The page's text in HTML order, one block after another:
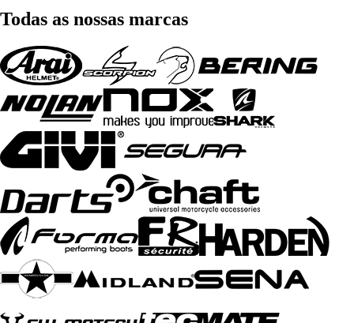
Todas as nossas marcas